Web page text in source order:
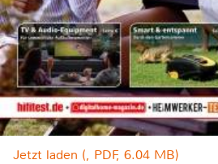
Jetzt laden (, PDF, 6.04 MB)